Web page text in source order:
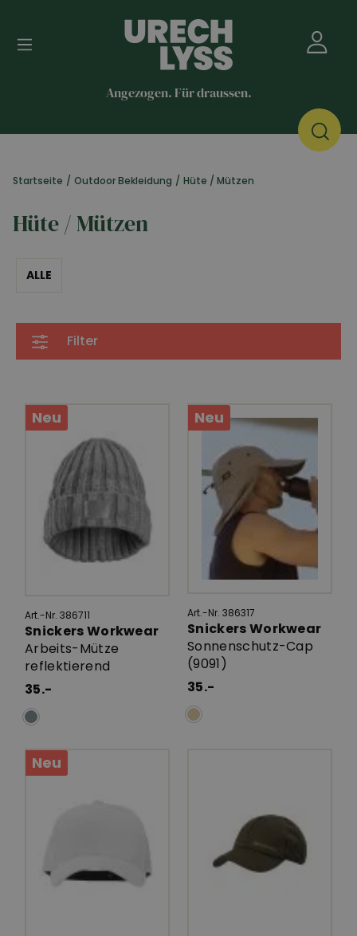
Angezogen. Für draussen.
Startseite / Outdoor Bekleidung / Hüte / Mützen
Hüte / Mützen
ALLE
Filter
Neu
Art.-Nr. 386711
Snickers Workwear
Arbeits-Mütze
reflektierend
35.-
Neu
Art.-Nr. 386317
Snickers Workwear
Sonnenschutz-Cap
(9091)
35.-
Neu